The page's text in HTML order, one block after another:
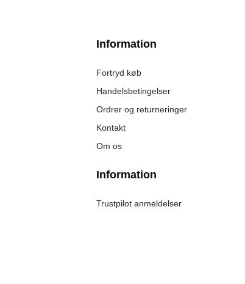
Information
Fortryd køb
Handelsbetingelser
Ordrer og returneringer
Kontakt
Om os
Information
Trustpilot anmeldelser